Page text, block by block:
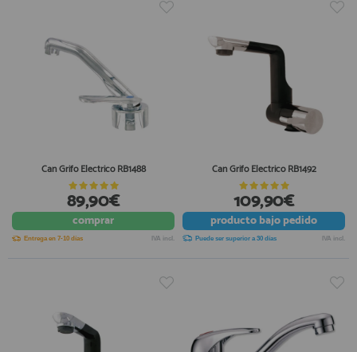
Can Grifo Electrico RB1488
89,90€
comprar
Entrega en 7-10 días IVA incl.
Can Grifo Electrico RB1492
109,90€
productobajo pedido
Puede ser superior a 30 días IVA incl.